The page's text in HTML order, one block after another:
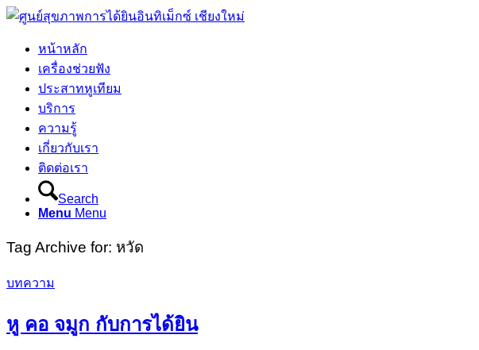
หน้าหลัก
เครื่องช่วยฟัง
ประสาทหูเทียม
บริการ
ความรู้
เกี่ยวกับเรา
ติดต่อเรา
Search
Menu Menu
Tag Archive for: หวัด
บทความ
หู คอ จมูก กับการได้ยิน